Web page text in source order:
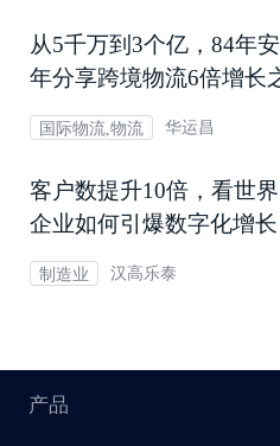
从5千万到3个亿，84年
年分享跨境物流6倍增长
国际物流,物流 华运昌
客户数提升10倍，看世
企业如何引爆数字化增长
制造业 汉高乐泰
产品